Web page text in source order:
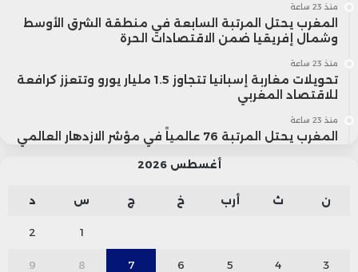
منذ 23 ساعة
المغرب يحتل المرتبة السابعة في منطقة الشرق الأوسط
وشمال إفريقيا ضمن الاقتصادات الحرة
منذ 23 ساعة
تحويلات مغاربة إسبانيا تتجاوز 1.5 مليار يورو وتتعزز كرافعة
للاقتصاد المغربي
منذ 23 ساعة
المغرب يحتل المرتبة 76 عالمياً في مؤشر الازدهار العالمي
أغسطس 2026
ن ث أرب خ ج س د
1
2
3
4
5
6
7
8
9